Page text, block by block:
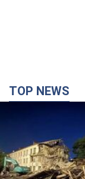
Києво-
"монстром"?
зупиняти
Яка реакція
2 часа назад